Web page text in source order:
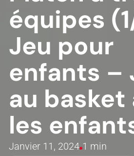
équipes
Jeu pour
enfants –
au basket
les
Janvier 11, 2024 1 min